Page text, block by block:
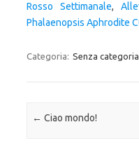
Rosso Settimanale,
Phalaenopsis Aphrodite
Categoria: Senza categoria
Navigazione articolo
← Ciao mondo!